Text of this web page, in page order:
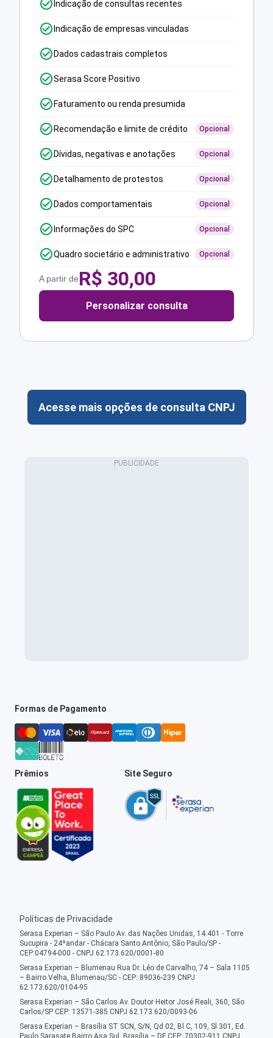
Indicação de consultas recentes
Indicação de empresas vinculadas
Dados cadastrais completos
Serasa Score Positivo
Faturamento ou renda presumida
Recomendação e limite de crédito Opcional
Dívidas, negativas e anotações Opcional
Detalhamento de protestos Opcional
Dados comportamentais Opcional
Informações do SPC Opcional
Quadro societário e administrativo Opcional
A partir deR$ 30,00
Personalizar consulta
Acesse mais opções de consulta CNPJ
Formas de Pagamento
Prêmios Site Seguro
Políticas de Privacidade
Serasa Experian – São Paulo Av. das Nações Unidas, 14.401 - Torre
Sucupira - 24ºandar - Chácara Santo Antônio, São Paulo/SP -
CEP:04794-000 - CNPJ 62.173.620/0001-80
Serasa Experian – Blumenau Rua Dr. Léo de Carvalho, 74 – Sala 1105
– Bairro Velha, Blumenau/SC - CEP: 89036-239 CNPJ
62.173.620/0104-95
Serasa Experian – São Carlos Av. Doutor Heitor José Reali, 360, São
Carlos/SP CEP: 13571-385 CNPJ 62.173.620/0093-06
Serasa Experian – Brasília ST SCN, S/N, Qd 02, Bl C, 109, Sl 301, Ed.
Paulo Sarasate Bairro Asa Sul, Brasília – DF CEP: 70302-911 CNPJ